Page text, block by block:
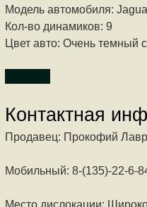
Модель автомобиля:
Кол-во динамиков: 9
Цвет авто: Очень темный
Контактная
Продавец: Прокофий
Мобильный: 8-(135)-22-6-